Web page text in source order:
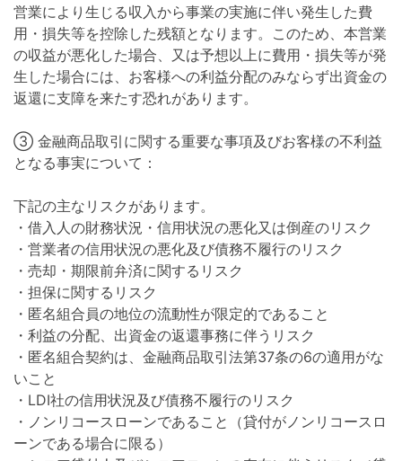
営業により生じる収入から事業の実施に伴い発生した費
用・損失等を控除した残額となります。このため、本営業
の収益が悪化した場合、又は予想以上に費用・損失等が発
生した場合には、お客様への利益分配のみならず出資金の
返還に支障を来たす恐れがあります。
③ 金融商品取引に関する重要な事項及びお客様の不利益
となる事実について：
下記の主なリスクがあります。
・借入人の財務状況・信用状況の悪化又は倒産のリスク
・営業者の信用状況の悪化及び債務不履行のリスク
・売却・期限前弁済に関するリスク
・担保に関するリスク
・匿名組合員の地位の流動性が限定的であること
・利益の分配、出資金の返還事務に伴うリスク
・匿名組合契約は、金融商品取引法第37条の6の適用がな
いこと
・LDI社の信用状況及び債務不履行のリスク
・ノンリコースローンであること（貸付がノンリコースロ
ーンである場合に限る）